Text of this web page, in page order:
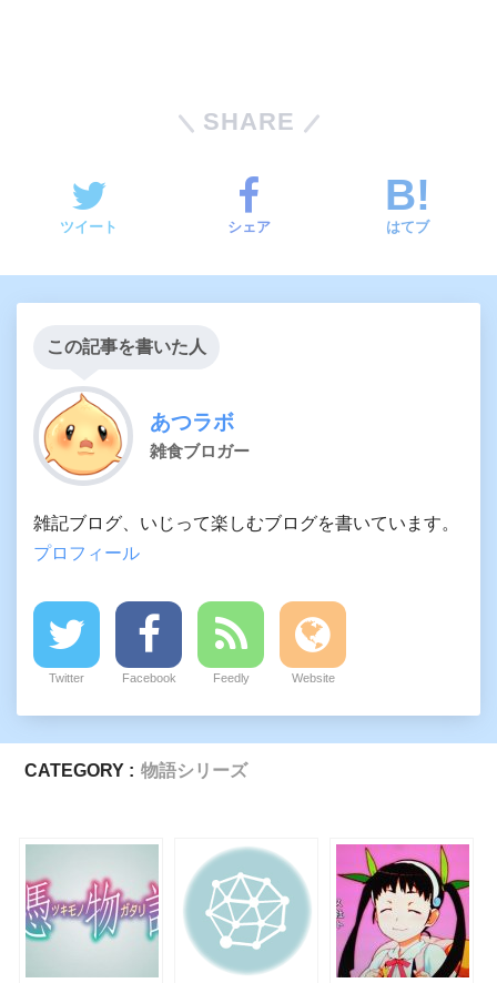
SHARE
ツイート シェア はてブ
この記事を書いた人
あつラボ
雑食ブロガー
雑記ブログ、いじって楽しむブログを書いています。
プロフィール
Twitter Facebook Feedly Website
CATEGORY : 物語シリーズ